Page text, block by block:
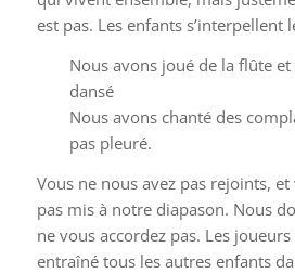
est pas. Les enfants s’interpellent
Nous avons joué de la flûte et
dansé
Nous avons chanté des
pas pleuré.
Vous ne nous avez pas rejoints,
pas mis à notre diapason. Nous
ne vous accordez pas. Les
entraîné tous les autres enfants